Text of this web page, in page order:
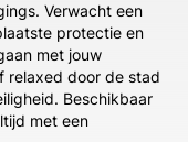
Verwacht een
protectie en
met jouw
relaxed door de stad
Beschikbaar
met een